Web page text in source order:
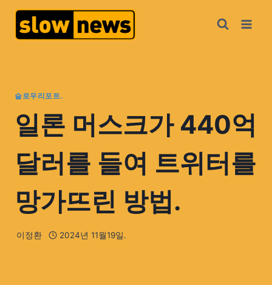
슬로우리포트.
일론 머스크가 440억
달러를 들여 트위터를
망가뜨린 방법.
이정환 2024년 11월19일.